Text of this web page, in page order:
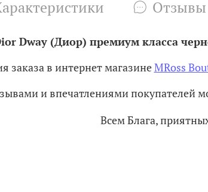
Отзывы
Dway (Диор) премиум класса
заказа в интернет магазинеMRoss
и впечатлениями покупателей
Всем Блага,